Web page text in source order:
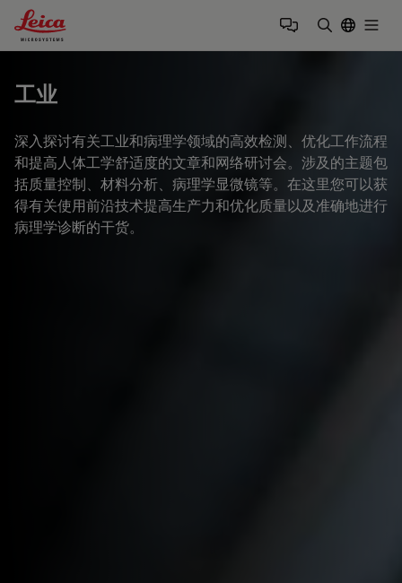
Leica Microsystems Logo
工业
深入探讨有关工业和病理学领域的高效检测、优化工作流程
和提高人体工学舒适度的文章和网络研讨会。涉及的主题包
括质量控制、材料分析、病理学显微镜等。在这里您可以获
得有关使用前沿技术提高生产力和优化质量以及准确地进行
病理学诊断的干货。